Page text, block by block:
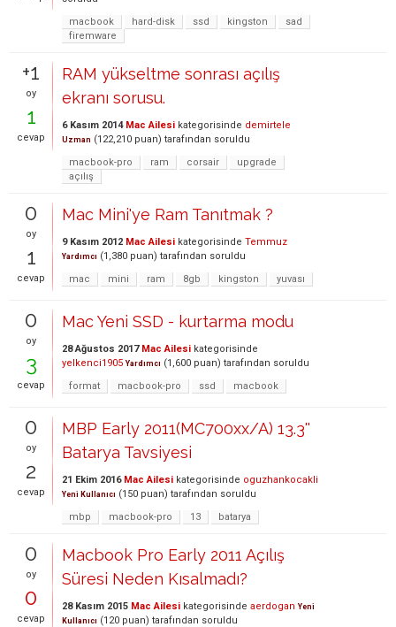
macbook
hard-disk ssd kingston
sad
firemware
+1
oy
1
cevap
RAM yükseltme sonrası açılış
ekranı sorusu.
6 Kasım 2014 Mac Ailesi kategorisinde demirtele
Uzman (122,210 puan) tarafından soruldu
macbook-pro
ram corsair
upgrade
açılış
0
oy
1
cevap
Mac Mini'ye Ram Tanıtmak ?
9 Kasım 2012 Mac Ailesi kategorisinde Temmuz
Yardımcı (1,380 puan) tarafından soruldu
mac
mini ram 8gb kingston yuvası
0
oy
3
cevap
Mac Yeni SSD - kurtarma modu
28 Ağustos 2017 Mac Ailesi kategorisinde
yelkenci1905 Yardımcı (1,600 puan) tarafından soruldu
format
macbook-pro ssd macbook
0
oy
2
cevap
MBP Early 2011(MC700xx/A) 13.3''
Batarya Tavsiyesi
21 Ekim 2016 Mac Ailesi kategorisinde oguzhankocakli
Yeni Kullanıcı (150 puan) tarafından soruldu
mbp
macbook-pro 13 batarya
0
oy
0
cevap
Macbook Pro Early 2011 Açılış
Süresi Neden Kısalmadı?
28 Kasım 2015 Mac Ailesi kategorisinde aerdogan Yeni
Kullanıcı (120 puan) tarafından soruldu